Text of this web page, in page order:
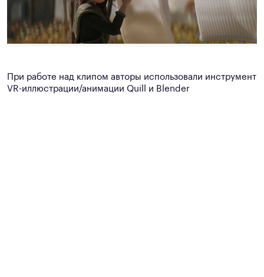
При работе над клипом авторы использовали инструмент
VR-иллюстрации/анимации Quill и Blender